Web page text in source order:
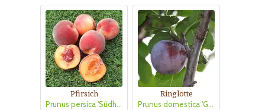
Pfirsich
Prunus persica 'Südhaven'
Ringlotte
Prunus domestica 'Graf Althans Ringlotte'